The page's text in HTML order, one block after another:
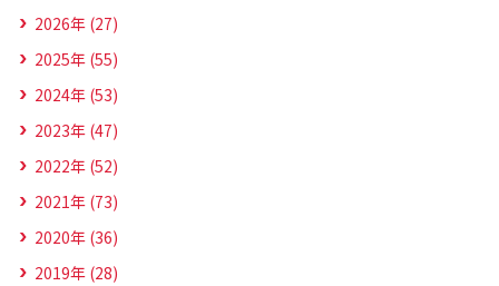
2026年 (27)
2025年 (55)
2024年 (53)
2023年 (47)
2022年 (52)
2021年 (73)
2020年 (36)
2019年 (28)